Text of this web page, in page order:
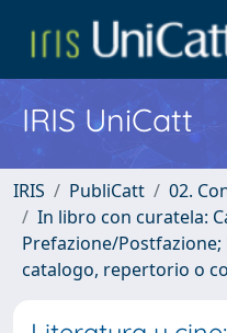
IRIS UniCatt
IRIS PubliCatt
02.
In libro con curatela:
Prefazione/
catalogo, repertorio o